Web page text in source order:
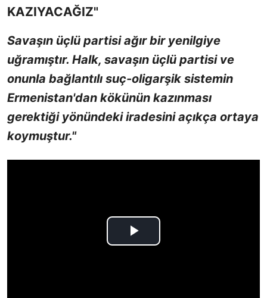
KAZIYACAĞIZ"
Savaşın üçlü partisi ağır bir yenilgiye
uğramıştır. Halk, savaşın üçlü partisi ve
onunla bağlantılı suç-oligarşik sistemin
Ermenistan'dan kökünün kazınması
gerektiği yönündeki iradesini açıkça ortaya
koymuştur."